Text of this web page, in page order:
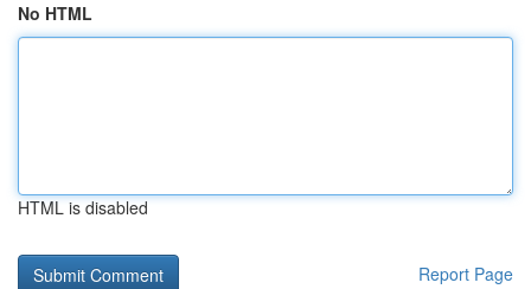
No HTML
HTML is disabled
Report Page